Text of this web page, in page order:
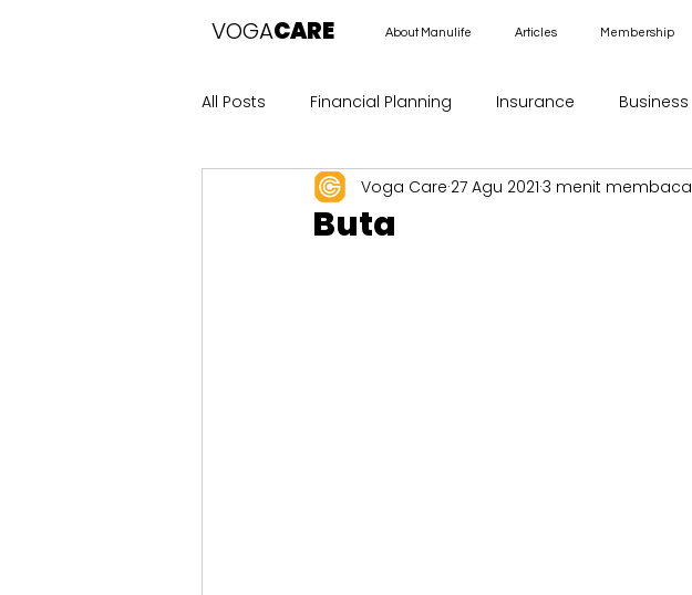
VOGACARE About Manulife Articles Membership
All Posts Financial Planning Insurance Business
Buta
Voga Care 27 Agu 2021 3 menit membaca